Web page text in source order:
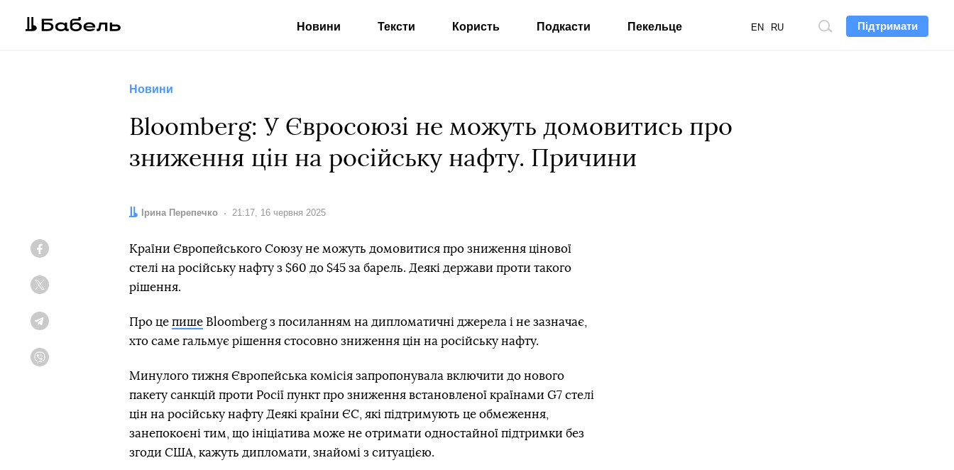
Підтримати
Пошук
EN RU
Новини Тексти Користь Подкасти Пекельце
Новини
Bloomberg: У Євросоюзі не можуть домовитись про
зниження цін на російську нафту. Причини
Автор:
Ірина Перепечко Дата:
21:17, 16 червня 2025
Країни Європейського Союзу не можуть домовитися про зниження цінової
стелі на російську нафту з $60 до $45 за барель. Деякі держави проти такого
рішення.
Про це пише Bloomberg з посиланням на дипломатичні джерела і не зазначає,
хто саме гальмує рішення стосовно зниження цін на російську нафту.
Минулого тижня Європейська комісія запропонувала включити до нового
пакету санкцій проти Росії пункт про зниження встановленої країнами G7 стелі
цін на російську нафту Деякі країни ЄС, які підтримують це обмеження,
занепокоєні тим, що ініціатива може не отримати одностайної підтримки без
згоди США, кажуть дипломати, знайомі з ситуацією.